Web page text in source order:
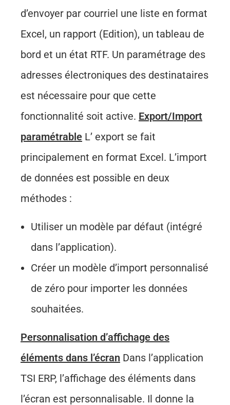
d’envoyer par courriel une liste en format
Excel, un rapport (Edition), un tableau de
bord et un état RTF. Un paramétrage des
adresses électroniques des destinataires
est nécessaire pour que cette
fonctionnalité soit active. Export/Import
paramétrable L’ export se fait
principalement en format Excel. L’import
de données est possible en deux
méthodes :
Utiliser un modèle par défaut (intégré
dans l’application).
Créer un modèle d’import personnalisé
de zéro pour importer les données
souhaitées.
Personnalisation d’affichage des
éléments dans l’écran Dans l’application
TSI ERP, l’affichage des éléments dans
l’écran est personnalisable. Il donne la